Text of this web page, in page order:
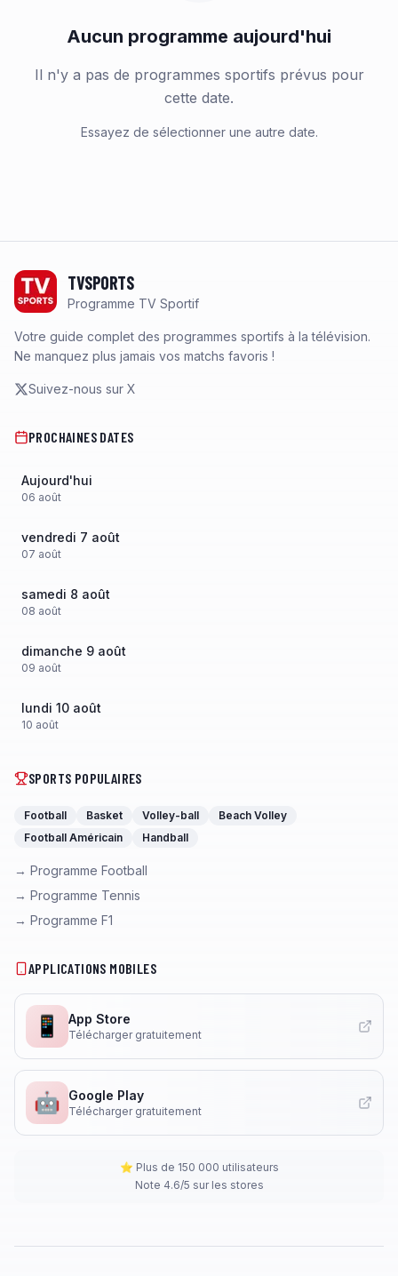
Aucun programme aujourd'hui
Il n'y a pas de programmes sportifs prévus pour
cette date.
Essayez de sélectionner une autre date.
TVSPORTS
Programme TV Sportif
Votre guide complet des programmes sportifs à la télévision.
Ne manquez plus jamais vos matchs favoris !
Suivez-nous sur X
PROCHAINES DATES
Aujourd'hui
06 août
vendredi 7 août
07 août
samedi 8 août
08 août
dimanche 9 août
09 août
lundi 10 août
10 août
SPORTS POPULAIRES
Football Basket Volley-ball
Beach Volley
Football Américain
Handball
→ Programme Football
→ Programme Tennis
→ Programme F1
APPLICATIONS MOBILES
📱 App Store
Télécharger gratuitement
🤖 Google Play
Télécharger gratuitement
⭐ Plus de 150 000 utilisateurs
Note 4.6/5 sur les stores